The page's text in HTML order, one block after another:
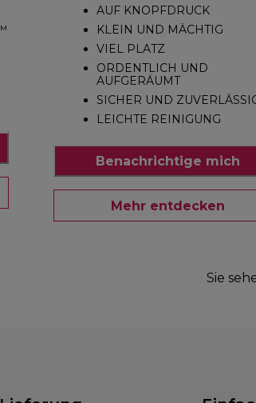
AUF KNOPFDRUCK
KLEIN UND MÄCHTIG
VIEL PLATZ
ORDENTLICH UND
AUFGERÄUMT
SICHER UND
LEICHTE REINIGUNG
Benachrichtige mich
Mehr entdecken
Sie